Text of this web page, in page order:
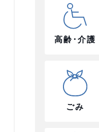
高齢･介護
ごみ